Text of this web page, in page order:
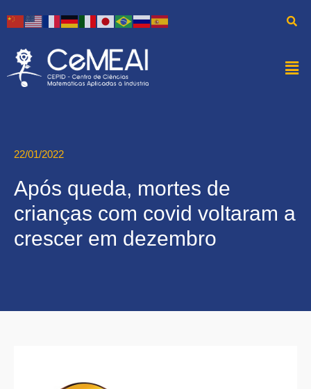
22/01/2022
Após queda, mortes de
crianças com covid voltaram a
crescer em dezembro